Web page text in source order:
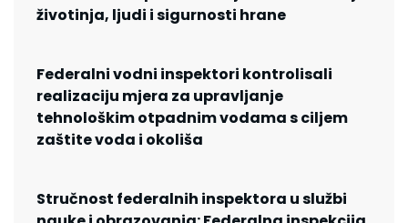
životinja, ljudi i sigurnosti hrane
Federalni vodni inspektori kontrolisali
realizaciju mjera za upravljanje
tehnološkim otpadnim vodama s ciljem
zaštite voda i okoliša
Stručnost federalnih inspektora u službi